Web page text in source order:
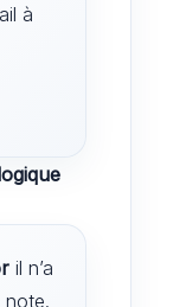
à
il n’a
note.